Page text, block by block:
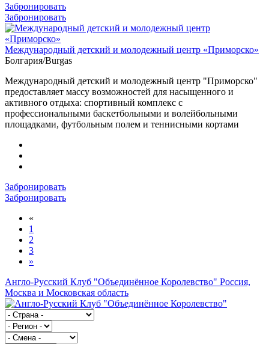
Забронировать
Забронировать
Международный детский и молодежный центр «Приморско»
Болгария/Burgas
Международный детский и молодежный центр "Приморско"
предоставляет массу возможностей для насыщенного и
активного отдыха: спортивный комплекс с
профессиональными баскетбольными и волейбольными
площадками, футбольным полем и теннисными кортами
Забронировать
Забронировать
«
1
2
3
»
Англо-Русский Клуб "Объединённое Королевство" Россия,
Москва и Московская область